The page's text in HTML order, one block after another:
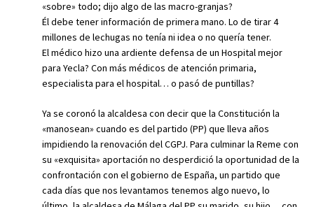
«sobre» todo; dijo algo de las macro-granjas?
Él debe tener información de primera mano. Lo de tirar 4
millones de lechugas no tenía ni idea o no quería tener.
El médico hizo una ardiente defensa de un Hospital mejor
para Yecla? Con más médicos de atención primaria,
especialista para el hospital… o pasó de puntillas?
Ya se coronó la alcaldesa con decir que la Constitución la
«manosean» cuando es del partido (PP) que lleva años
impidiendo la renovación del CGPJ. Para culminar la Reme con
su «exquisita» aportación no desperdició la oportunidad de la
confrontación con el gobierno de España, un partido que
cada días que nos levantamos tenemos algo nuevo, lo